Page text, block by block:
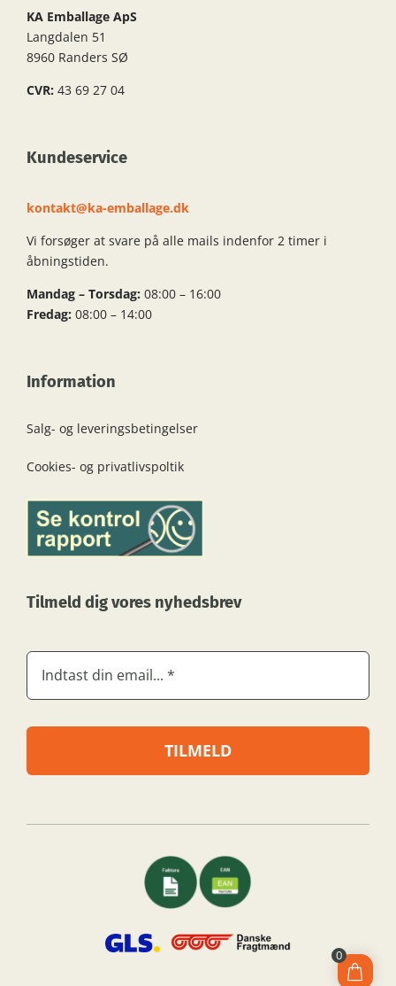
KA Emballage ApS
Langdalen 51
8960 Randers SØ
CVR: 43 69 27 04
Kundeservice
kontakt@ka-emballage.dk
Vi forsøger at svare på alle mails indenfor 2 timer i
åbningstiden.
Mandag – Torsdag: 08:00 – 16:00
Fredag: 08:00 – 14:00
Information
Salg- og leveringsbetingelser
Cookies- og privatlivspoltik
Tilmeld dig vores nyhedsbrev
TILMELD
0